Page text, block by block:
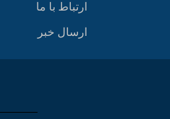
ارتباط با ما
ارسال خبر